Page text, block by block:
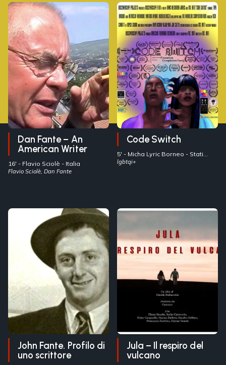
Dan Fante – An
American Writer
16' - Flavio Sciolè - Italia
Flavio Sciolè, Dan Fante
Code Switch
5' - Micha Lyric Borneo
Uniti
lgbtqi+
John Fante. Profilo di
uno scrittore
Jula – Il respiro del
vulcano